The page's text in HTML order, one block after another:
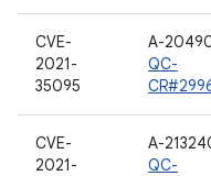
CVE-
2021-
35095
A-
QC-
CVE-
2021-
A-
QC-